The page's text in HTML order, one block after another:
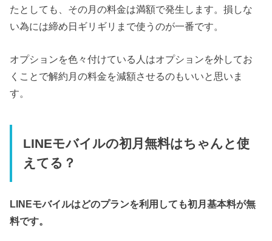
たとしても、その月の料金は満額で発生します。損しな
い為には締め日ギリギリまで使うのが一番です。
オプションを色々付けている人はオプションを外してお
くことで解約月の料金を減額させるのもいいと思いま
す。
LINEモバイルの初月無料はちゃんと使
えてる？
LINEモバイルはどのプランを利用しても初月基本料が無
料です。